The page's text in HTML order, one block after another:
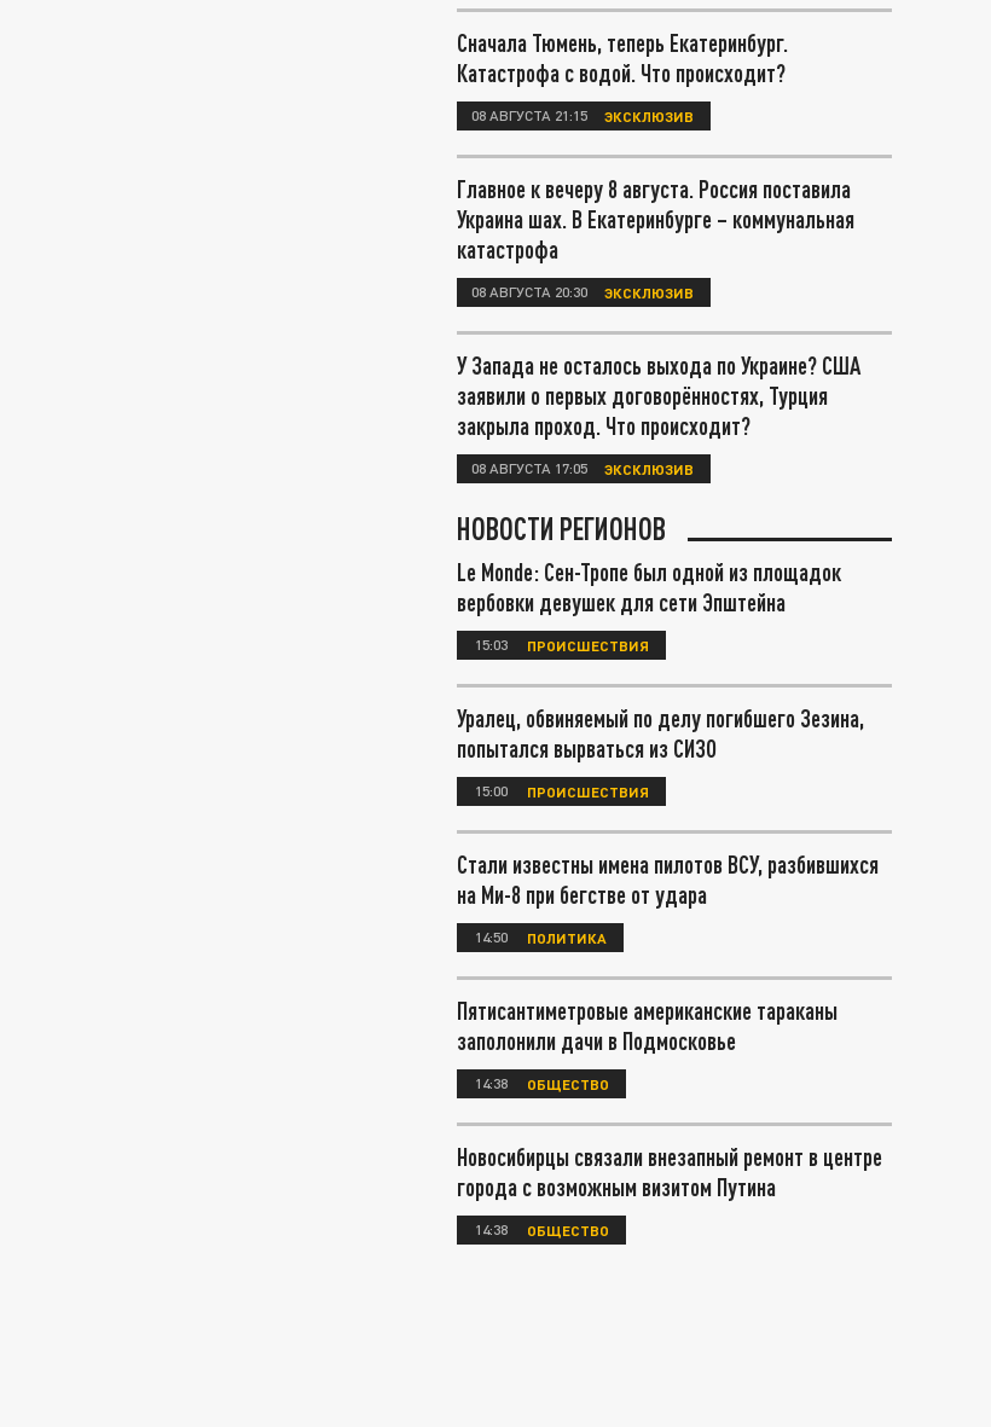
Сначала Тюмень, теперь Екатеринбург.
Катастрофа с водой. Что происходит?
08 АВГУСТА 21:15 ЭКСКЛЮЗИВ
Главное к вечеру 8 августа. Россия поставила
Украина шах. В Екатеринбурге – коммунальная
катастрофа
08 АВГУСТА 20:30 ЭКСКЛЮЗИВ
У Запада не осталось выхода по Украине? США
заявили о первых договорённостях, Турция
закрыла проход. Что происходит?
08 АВГУСТА 17:05 ЭКСКЛЮЗИВ
НОВОСТИ РЕГИОНОВ
Le Monde: Сен-Тропе был одной из площадок
вербовки девушек для сети Эпштейна
15:03 ПРОИСШЕСТВИЯ
Уралец, обвиняемый по делу погибшего Зезина,
попытался вырваться из СИЗО
15:00 ПРОИСШЕСТВИЯ
Стали известны имена пилотов ВСУ, разбившихся
на Ми-8 при бегстве от удара
14:50 ПОЛИТИКА
Пятисантиметровые американские тараканы
заполонили дачи в Подмосковье
14:38 ОБЩЕСТВО
Новосибирцы связали внезапный ремонт в центре
города с возможным визитом Путина
14:38 ОБЩЕСТВО